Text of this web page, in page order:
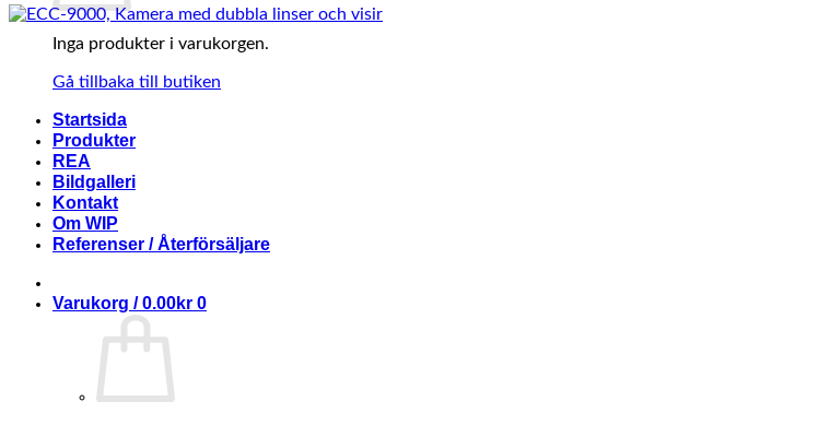
Inga produkter i varukorgen.
Gå tillbaka till butiken
Startsida
Produkter
REA
Bildgalleri
Kontakt
Om WIP
Referenser / Återförsäljare
Varukorg /0.00kr 0